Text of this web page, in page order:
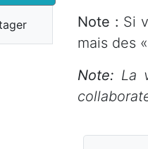
Note : Si
mais des
Note: La